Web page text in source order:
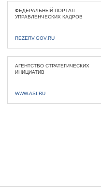
ФЕДЕРАЛЬНЫЙ ПОРТАЛ
УПРАВЛЕНЧЕСКИХ КАДРОВ
REZERV.GOV.RU
АГЕНТСТВО СТРАТЕГИЧЕСКИХ
ИНИЦИАТИВ
WWW.ASI.RU